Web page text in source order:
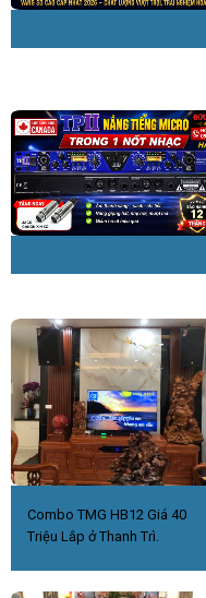
Combo TMG HB12 Giá 40
Triệu Lắp ở Thanh Trì.